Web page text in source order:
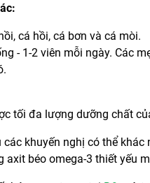
cá hồi, cá bơn và cá mòi.
- 1-2 viên mỗi ngày. Các
tối đa lượng dưỡng chất
các khuyến nghị có thể
axit béo omega-3 thiết yếu